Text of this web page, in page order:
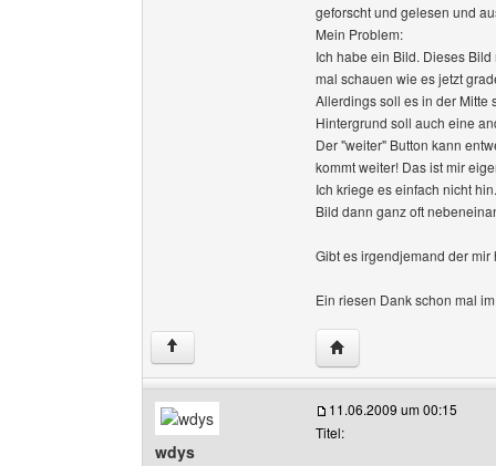
geforscht und gelesen und
Mein Problem:
Ich habe ein Bild. Dieses
mal schauen wie es jetzt
Allerdings soll es in der Mitte
Hintergrund soll auch eine
Der "weiter" Button kann
kommt weiter! Das ist mir
Ich kriege es einfach nicht
Bild dann ganz oft
Gibt es irgendjemand der
Ein riesen Dank schon mal
↑ Website dieses
wdys
11.06.2009 um 00:15
Titel: